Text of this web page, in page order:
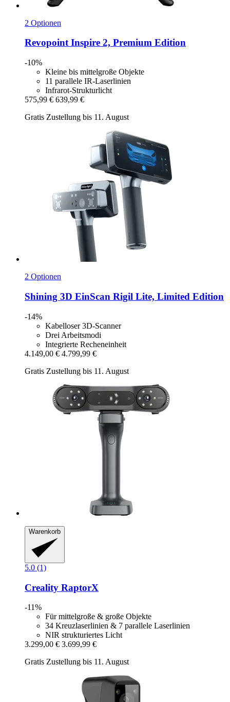
2 Optionen
RevopointInspire 2, Premium Edition
-10%
Kleine bis mittelgroße Objekte
11 parallele IR-Laserlinien
Infrarot-Strukturlicht
575,99 € 639,99 €
Gratis Zustellung bis 11. August
2 Optionen
Shining 3D EinScan Rigil Lite, Limited Edition
-14%
Kabelloser 3D-Scanner
Drei Arbeitsmodi
Integrierte Recheneinheit
4.149,00 € 4.799,99 €
Gratis Zustellung bis 11. August
Warenkorb
5.0 (1)
Creality RaptorX
-11%
Für mittelgroße & große Objekte
34 Kreuzlaserlinien & 7 parallele Laserlinien
NIR strukturiertes Licht
3.299,00 € 3.699,99 €
Gratis Zustellung bis 11. August